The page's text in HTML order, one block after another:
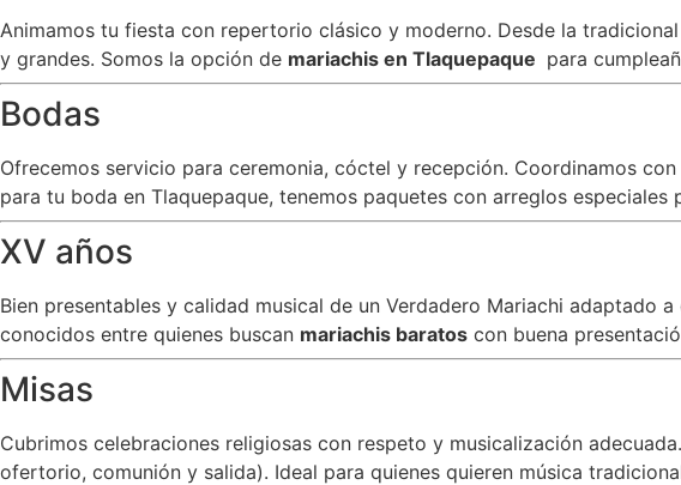
Animamos tu fiesta con repertorio clásico y moderno. Desde la
y grandes. Somos la opción de mariachis en Tlaquepaque para
Bodas
Ofrecemos servicio para ceremonia, cóctel y recepción. Coordinamos
para tu boda en Tlaquepaque, tenemos paquetes con arreglos especiales
XV años
Bien presentables y calidad musical de un Verdadero Mariachi adaptado
conocidos entre quienes buscan mariachis baratos con buena
Misas
Cubrimos celebraciones religiosas con respeto y musicalización
ofertorio, comunión y salida). Ideal para quienes quieren música